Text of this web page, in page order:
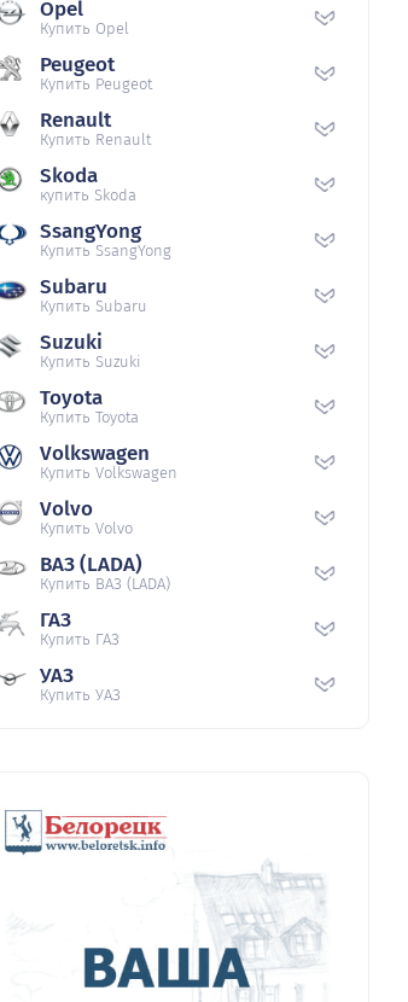
Opel
Купить Opel
Peugeot
Купить Peugeot
Renault
Купить Renault
Skoda
купить Skoda
SsangYong
Купить SsangYong
Subaru
Купить Subaru
Suzuki
Купить Suzuki
Toyota
Купить Toyota
Volkswagen
Купить Volkswagen
Volvo
Купить Volvo
ВАЗ (LADA)
Купить ВАЗ (LADA)
ГАЗ
Купить ГАЗ
УАЗ
Купить УАЗ